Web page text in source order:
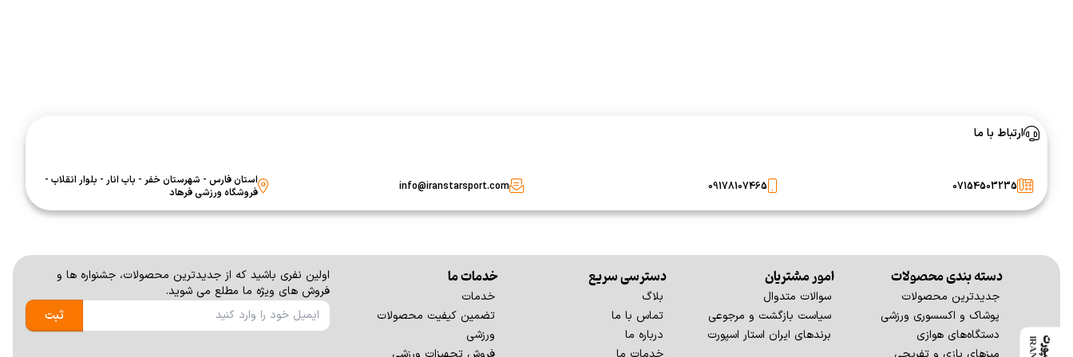
ارتباط با ما
07154503235
09178107465
info@iranstarsport.com
استان فارس - شهرستان خفر - باب انار - بلوار انقلاب -
فروشگاه ورزشی فرهاد
دسته بندی محصولات
جدیدترین محصولات
پوشاک و اکسسوری ورزشی
دستگاه‌های هوازی
امور مشتریان
سوالات متدوال
سیاست بازگشت و مرجوعی
برندهای ایران استار اسپورت
دسترسی سریع
بلاگ
تماس با ما
درباره ما
خدمات ما
خدمات
تضمین کیفیت محصولات
ورزشی
اولين نفری باشيد كه از جديدترين محصولات، جشنواره ها و
فروش های ويژه ما مطلع می شوید.
ثبت